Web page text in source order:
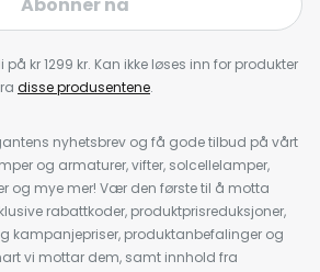
kr 1299 kr. Kan ikke løses inn for produkter
disse produsentene.
nyhetsbrev og få gode tilbud på vårt
og armaturer, vifter, solcellelamper,
og mye mer! Vær den første til å motta
rabattkoder, produktprisreduksjoner,
kampanjepriser, produktanbefalinger og
vi mottar dem, samt innhold fra